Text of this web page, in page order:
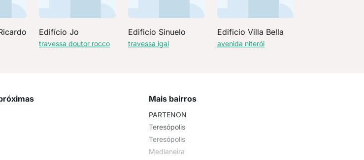
Edifício Jo
travessa doutor rocco
Edificio Sinuelo
travessa igaí
Edificio Villa Bella
avenida niterói
Mais bairros
PARTENON
Teresópolis
Teresópolis
Medianeira